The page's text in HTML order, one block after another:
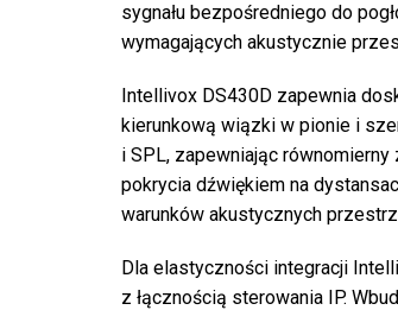
sygnału bezpośredniego do
wymagających akustycznie
Intellivox DS430D zapewnia
kierunkową wiązki w pionie i
i SPL, zapewniając
pokrycia dźwiękiem na
warunków akustycznych
Dla elastyczności integracji
z łącznością sterowania IP.